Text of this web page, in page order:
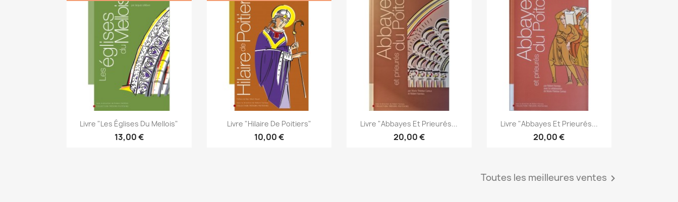
Aperçu rapide
Livre "Les Églises Du Mellois"
13,00 €
Aperçu rapide
Livre "Hilaire De Poitiers"
10,00 €
Aperçu rapide
Livre "Abbayes Et Prieurés...
20,00 €
Aperçu rapide
Livre "Abbayes Et Prieurés...
20,00 €
Toutes les meilleures ventes 